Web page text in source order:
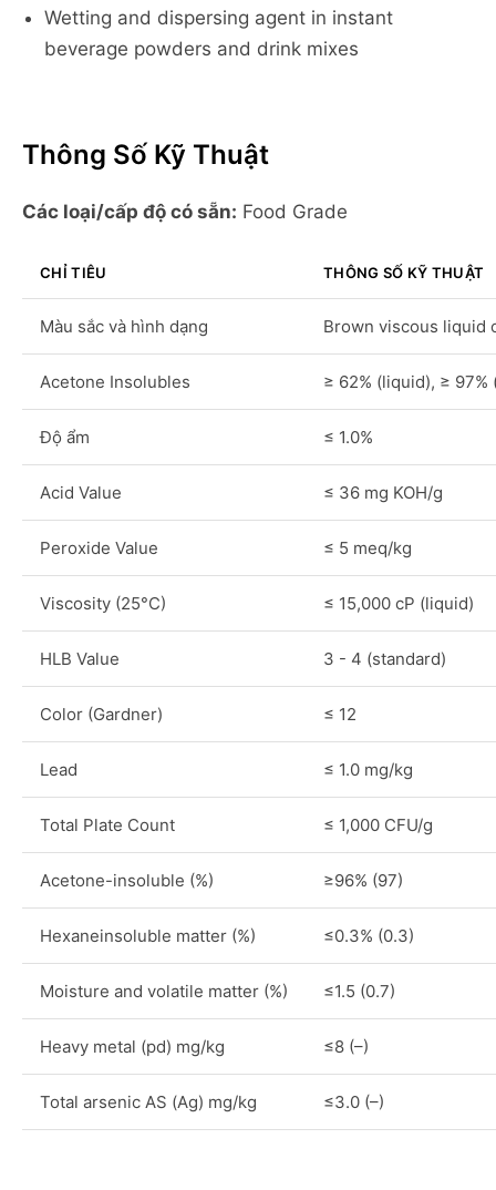
Wetting and dispersing agent in instant
beverage powders and drink mixes
Thông Số Kỹ Thuật
Các loại/cấp độ có sẵn: Food Grade
CHỈ TIÊU THÔNG SỐ KỸ THUẬT
Màu sắc và hình dạng Brown viscous liquid
Acetone Insolubles ≥ 62% (liquid), ≥ 97%
Độ ẩm ≤ 1.0%
Acid Value ≤ 36 mg KOH/g
Peroxide Value ≤ 5 meq/kg
Viscosity (25°C) ≤ 15,000 cP (liquid)
HLB Value 3 - 4 (standard)
Color (Gardner) ≤ 12
Lead ≤ 1.0 mg/kg
Total Plate Count ≤ 1,000 CFU/g
Acetone-insoluble (%) ≥96% (97)
Hexaneinsoluble matter (%) ≤0.3% (0.3)
Moisture and volatile matter (%) ≤1.5 (0.7)
Heavy metal (pd) mg/kg ≤8 (–)
Total arsenic AS (Ag) mg/kg ≤3.0 (–)